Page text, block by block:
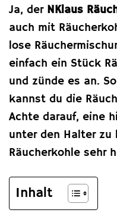
Ja, der NKlaus
auch mit
lose
einfach ein Stück
und zünde es an.
kannst du die
Achte darauf, eine
unter den Halter zu
Räucherkohle sehr
Inhalt